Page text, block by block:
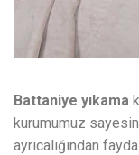
Battaniye yıkama
kurumumuz
ayrıcalığından